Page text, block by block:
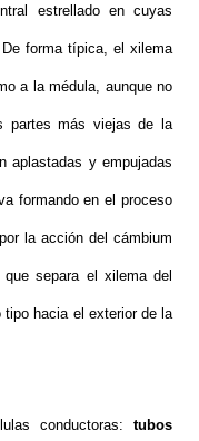
estrellado en cuyas
forma típica, el xilema
a la médula, aunque no
partes más viejas de la
aplastadas y empujadas
formando en el proceso
la acción del cámbium
separa el xilema del
hacia el exterior de la
conductoras: tubos